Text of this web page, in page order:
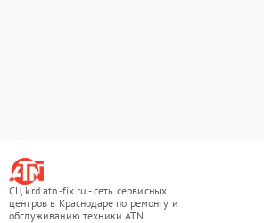
СЦ krd.atn-fix.ru - сеть сервисных
центров в Краснодаре по ремонту и
обслуживанию техники ATN